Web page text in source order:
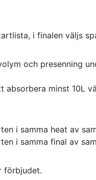
i finalen väljs
och presenning
absorbera minst 10L
i samma heat av
i samma final av
förbjudet.